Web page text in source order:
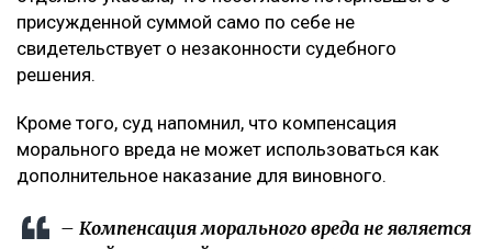
присужденной суммой само по себе не
свидетельствует о незаконности судебного
решения.
Кроме того, суд напомнил, что компенсация
морального вреда не может использоваться как
дополнительное наказание для виновного.
– Компенсация морального вреда не является